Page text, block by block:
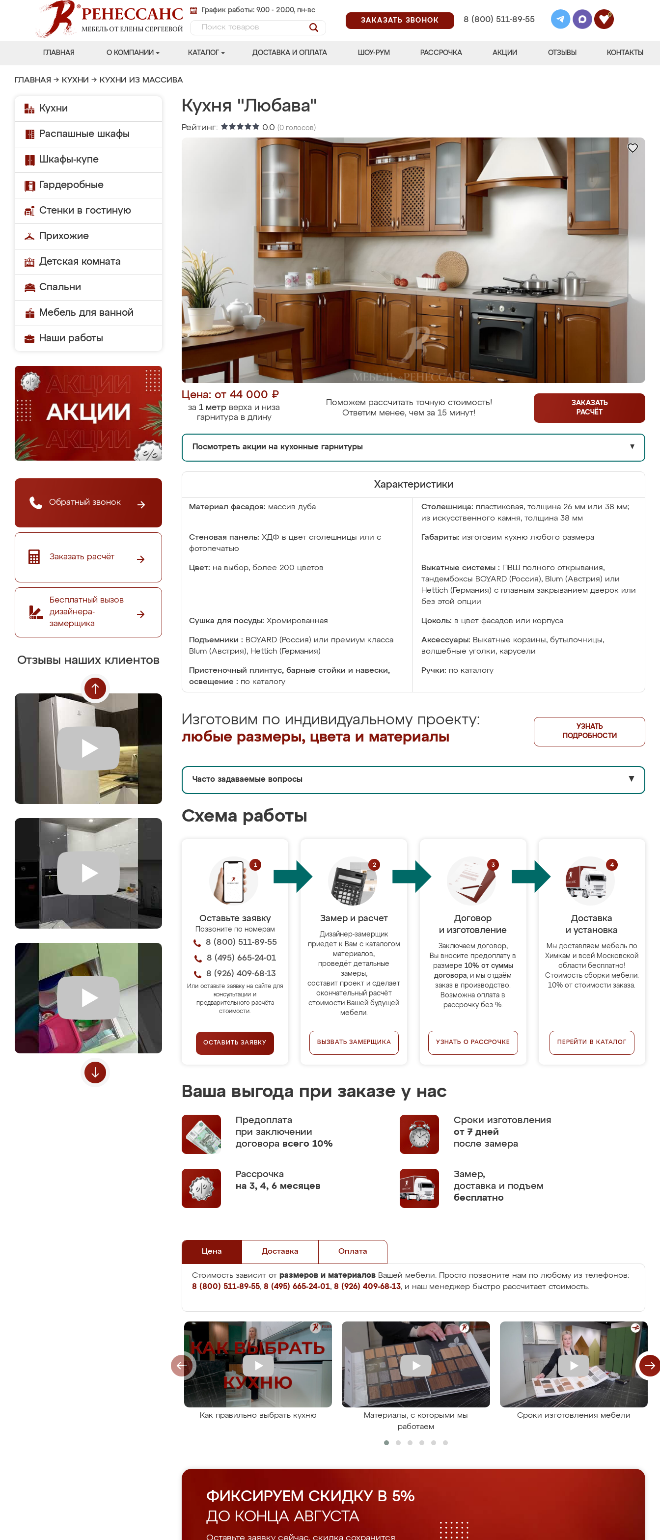
График работы: 9.00 - 20.00, пн-вс
ЗАКАЗАТЬ ЗВОНОК
8 (800) 511-89-55
0
ГЛАВНАЯ О КОМПАНИИ КАТАЛОГ ДОСТАВКА И ОПЛАТА ШОУ-РУМ РАССРОЧКА АКЦИИ ОТЗЫВЫ КОНТАКТЫ
ГЛАВНАЯ → КУХНИ → КУХНИ ИЗ МАССИВА
Кухни
Распашные шкафы
Шкафы-купе
Гардеробные
Стенки в гостиную
Прихожие
Детская комната
Спальни
Мебель для ванной
Наши работы
Обратный звонок
Заказать расчёт
Бесплатный вызов
дизайнера-
замерщика
Отзывы наших клиентов
Кухня "Любава"
Рейтинг: 0.0 (0 голосов)
Цена: от 44 000 ₽
за 1 метр верха и низа
гарнитура в длину
Поможем рассчитать точную стоимость!
Ответим менее, чем за 15 минут!
ЗАКАЗАТЬ
РАСЧЁТ
Посмотреть акции на кухонные гарнитуры ▼
Характеристики
Материал фасадов: массив дуба Столешница: пластиковая, толщина 26 мм или 38 мм;
из искусственного камня, толщина 38 мм
Стеновая панель: ХДФ в цвет столешницы или с
фотопечатью
Габариты: изготовим кухню любого размера
Цвет: на выбор, более 200 цветов Выкатные системы :
ПВШ полного открывания,
тандембоксы BOYARD (Россия), Blum (Австрия) или
Hettich (Германия) с плавным закрыванием дверок или
без этой опции
Сушка для посуды: Хромированная Цоколь: в цвет фасадов или корпуса
Подъемники : BOYARD (Россия) или премиум класса
Blum (Австрия), Hettich (Германия)
Аксессуары: Выкатные корзины, бутылочницы,
волшебные уголки, карусели
Пристеночный плинтус, барные стойки и навески,
освещение : по каталогу
Ручки: по каталогу
Изготовим по индивидуальному проекту:
любые размеры, цвета и материалы
УЗНАТЬ
ПОДРОБНОСТИ
Часто задаваемые вопросы ▼
Схема работы
Оставьте заявку
Позвоните по номерам
8 (800) 511-89-55
8 (495) 665-24-01
8 (926) 409-68-13
Или оставьте заявку на сайте для
консультации и
предварительного расчёта
стоимости.
ОСТАВИТЬ ЗАЯВКУ
Замер и расчет
Дизайнер-замерщик
приедет к Вам с каталогом
материалов,
проведёт детальные
замеры,
составит проект и сделает
окончательный расчёт
стоимости Вашей будущей
мебели.
ВЫЗВАТЬ ЗАМЕРЩИКА
Договор
и изготовление
Заключаем договор,
Вы вносите предоплату в
размере 10% от суммы
договора, и мы отдаём
заказ в производство.
Возможна оплата в
рассрочку без %.
УЗНАТЬ О РАССРОЧКЕ
Доставка
и установка
Мы доставляем мебель по
Химкам и всей Московской
области бесплатно!
Стоимость сборки мебели:
10% от стоимости заказа.
ПЕРЕЙТИ В КАТАЛОГ
Ваша выгода при заказе у нас
Предоплата
при заключении
договора всего 10%
Сроки изготовления
от 7 дней
после замера
Рассрочка
на 3, 4, 6 месяцев
Замер,
доставка и подъем
бесплатно
Цена Доставка Оплата
Стоимость зависит от размеров и материалов Вашей мебели. Просто позвоните нам по любому из телефонов:
8 (800) 511-89-55, 8 (495) 665-24-01, 8 (926) 409-68-13, и наш менеджер быстро рассчитает стоимость.
Как правильно выбрать кухню
Материалы, с которыми мы
работаем
Сроки изготовления мебели
ФИКСИРУЕМ СКИДКУ В 5%
ДО КОНЦА АВГУСТА
Оставьте заявку сейчас, скидка сохранится.